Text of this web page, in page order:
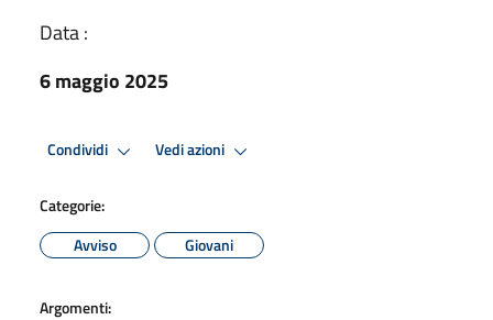
Data :
6 maggio 2025
Condividi Vedi azioni
Categorie:
Avviso
Giovani
Argomenti: